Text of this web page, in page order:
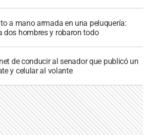
a mano armada en una peluquería:
dos hombres y robaron todo
de conducir al senador que publicó un
y celular al volante